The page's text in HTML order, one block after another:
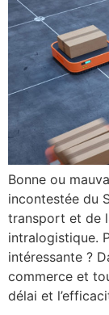
Bonne ou
incontestée du
transport et de
intralogistique.
intéressante ?
commerce et
délai et